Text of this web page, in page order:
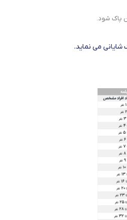
پاک شود.
می نماید.